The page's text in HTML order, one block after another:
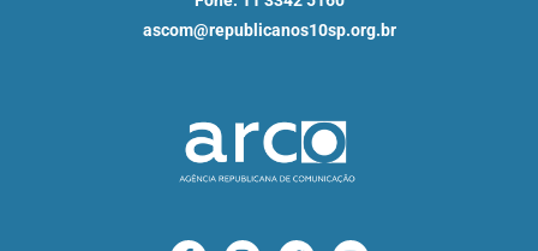
ascom@republicanos10sp.org.br